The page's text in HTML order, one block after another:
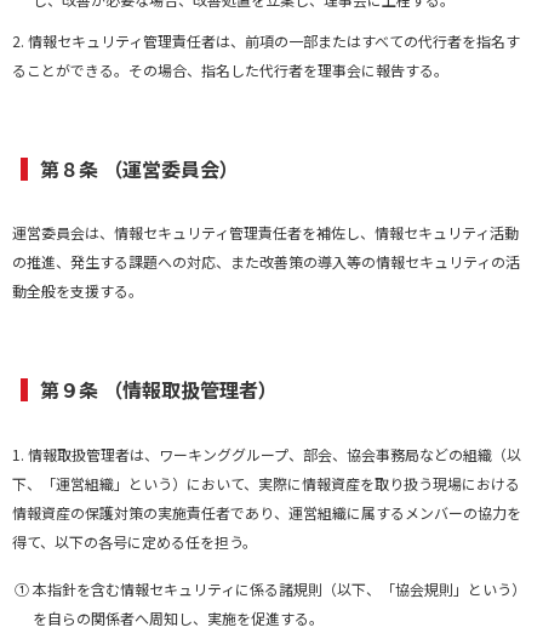
2. 情報セキュリティ管理責任者は、前項の一部またはすべての代行者を指名す
ることができる。その場合、指名した代行者を理事会に報告する。
第８条 （運営委員会）
運営委員会は、情報セキュリティ管理責任者を補佐し、情報セキュリティ活動
の推進、発生する課題への対応、また改善策の導入等の情報セキュリティの活
動全般を支援する。
第９条 （情報取扱管理者）
1. 情報取扱管理者は、ワーキンググループ、部会、協会事務局などの組織（以
下、「運営組織」という）において、実際に情報資産を取り扱う現場における
情報資産の保護対策の実施責任者であり、運営組織に属するメンバーの協力を
得て、以下の各号に定める任を担う。
① 本指針を含む情報セキュリティに係る諸規則（以下、「協会規則」という）
を自らの関係者へ周知し、実施を促進する。